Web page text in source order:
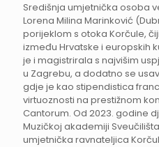
Središnja umjetnička osoba
Lorena Milina Marinković
porijeklom s otoka Korčule,
između Hrvatske i europskih
je i magistrirala s najvišim
u Zagrebu, a dodatno se
gdje je kao stipendistica
virtuoznosti na prestižnom
Cantorum. Od 2023. godine
Muzičkoj akademiji
umjetnička ravnateljica